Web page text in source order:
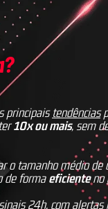
principaistendências
10x ou mais, sem
o tamanho médio de
de formaeficienteno
24h, com alertas